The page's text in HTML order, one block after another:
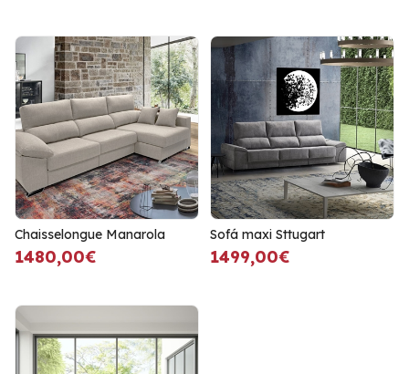
Chaisselongue Manarola
1480,00€
Sofá maxi Sttugart
1499,00€